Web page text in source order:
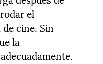
el
cine. Sin
la